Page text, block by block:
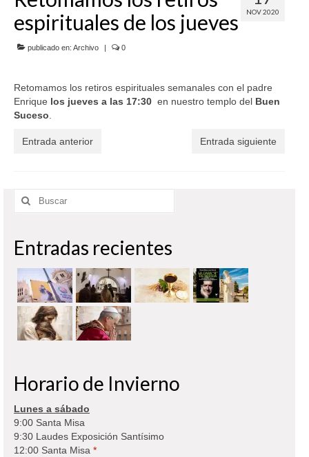
SERVICIOS
COF
NOV 2020
espirituales de los jueves
publicado en: Archivo 0
Retomamos los retiros espirituales semanales con el padre
Enrique los jueves a las 17:30 en nuestro templo del Buen
Suceso.
Entrada anterior Entrada siguiente
Buscar
por:
Entradas recientes
Horario de Invierno
Lunes a sábado
9:00 Santa Misa
9:30 Laudes Exposición Santísimo
12:00 Santa Misa *